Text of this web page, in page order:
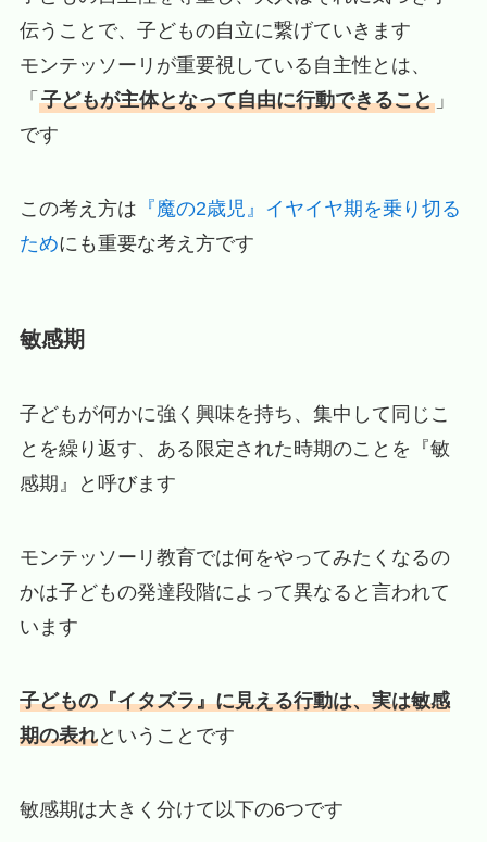
伝うことで、子どもの自立に繋げていきます
モンテッソーリが重要視している自主性とは、
「 子どもが主体となって自由に行動できること」
です
この考え方は 『魔の2歳児』イヤイヤ期を乗り切る
ためにも重要な考え方です
敏感期
子どもが何かに強く興味を持ち、集中して同じこ
とを繰り返す、ある限定された時期のことを『敏
感期』と呼びます
モンテッソーリ教育では何をやってみたくなるの
かは子どもの発達段階によって異なると言われて
います
子どもの『イタズラ』に見える行動は、実は敏感
期の表れということです
敏感期は大きく分けて以下の6つです